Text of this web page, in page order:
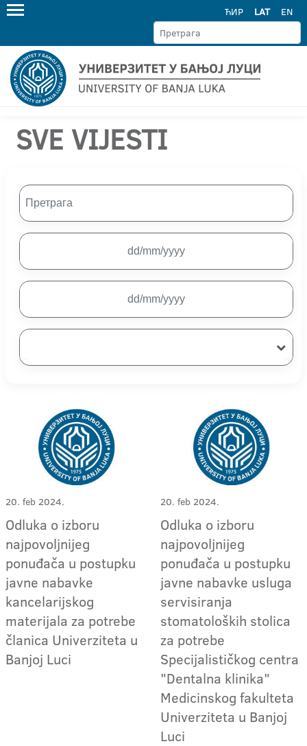
ЋИР LAT EN
SVE VIJESTI
20. feb 2024.
Odluka o izboru
najpovoljnijeg
ponuđača u postupku
javne nabavke
kancelarijskog
materijala za potrebe
članica Univerziteta u
Banjoj Luci
20. feb 2024.
Odluka o izboru
najpovoljnijeg
ponuđača u postupku
javne nabavke usluga
servisiranja
stomatoloških stolica
za potrebe
Specijalističkog centra
"Dentalna klinika"
Medicinskog fakulteta
Univerziteta u Banjoj
Luci